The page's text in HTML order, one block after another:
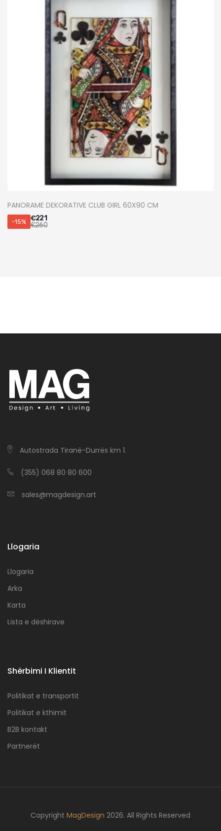
PANORAME DEKORATIVE CLUB GIRL 60X90 CM
-15% €221
€260
Autostrada Tiranë-Durrës km 1.
(355) 068 80 80 600
sales@magdesign.art
Llogaria
Llogaria
Arka
Karta
Lista e dëshirave
Shërbimi I Klientit
Politikat e transportit
Politikat e kthimit
B2B kontakt
Partnerët
Copyright MagDesign 2026. All Rights Reserved